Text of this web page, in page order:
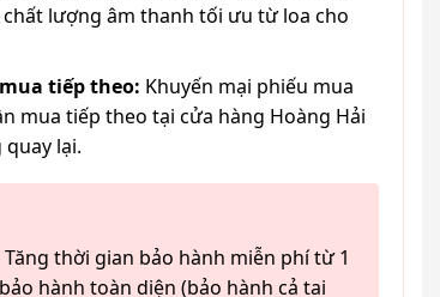
lượng âm thanh tối ưu từ loa cho
tiếp theo: Khuyến mại phiếu mua
mua tiếp theo tại cửa hàng Hoàng Hải
lại.
Tăng thời gian bảo hành miễn phí từ 1
hành toàn diện (bảo hành cả tai